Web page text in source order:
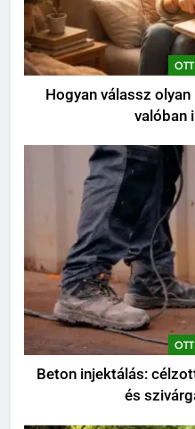
Hogyan válassz
valóban
Beton injektálás:
és